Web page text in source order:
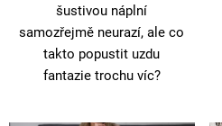
šustivou náplní
samozřejmě neurazí, ale co
takto popustit uzdu
fantazie trochu víc?